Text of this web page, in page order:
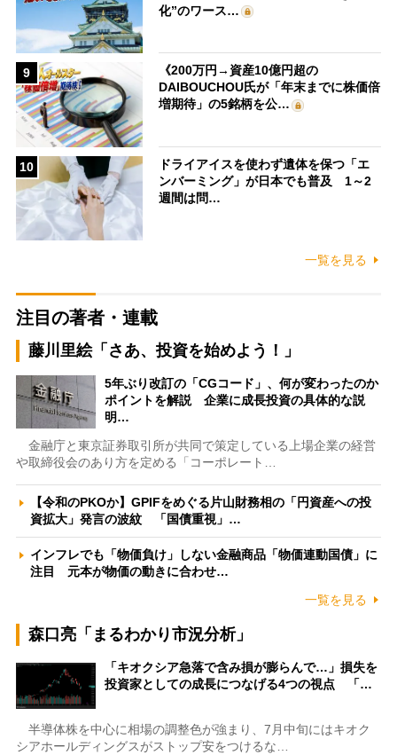
化”のワース…
9
《200万円→資産10億円超の
DAIBOUCHOU氏が「年末までに株価倍
増期待」の5銘柄を公…
10
ドライアイスを使わず遺体を保つ「エ
ンバーミング」が日本でも普及 1～2
週間は問…
一覧を見る
注目の著者・連載
藤川里絵「さあ、投資を始めよう！」
5年ぶり改訂の「CGコード」、何が変わったのか
ポイントを解説 企業に成長投資の具体的な説
明…
金融庁と東京証券取引所が共同で策定している上場企業の経営
や取締役会のあり方を定める「コーポレート…
【令和のPKOか】GPIFをめぐる片山財務相の「円資産への投
資拡大」発言の波紋 「国債重視」…
インフレでも「物価負け」しない金融商品「物価連動国債」に
注目 元本が物価の動きに合わせ…
一覧を見る
森口亮「まるわかり市況分析」
「キオクシア急落で含み損が膨らんで…」損失を
投資家としての成長につなげる4つの視点 「…
半導体株を中心に相場の調整色が強まり、7月中旬にはキオク
シアホールディングスがストップ安をつけるな…